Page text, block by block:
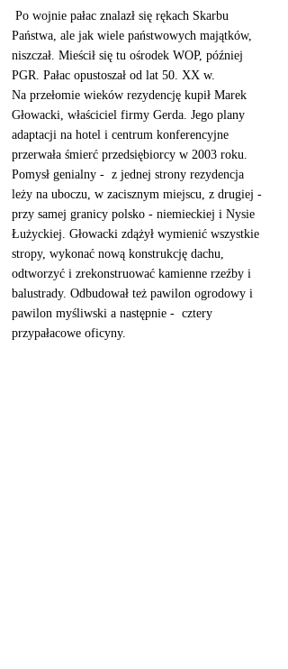
Państwa, ale jak wiele państwowych majątków,
niszczał. Mieścił się tu ośrodek WOP, później
PGR. Pałac opustoszał od lat 50. XX w.
Na przełomie wieków rezydencję kupił Marek
Głowacki, właściciel firmy Gerda. Jego plany
adaptacji na hotel i centrum konferencyjne
przerwała śmierć przedsiębiorcy w 2003 roku.
Pomysł genialny -  z jednej strony rezydencja
leży na uboczu, w zacisznym miejscu, z drugiej -
przy samej granicy polsko - niemieckiej i Nysie
Łużyckiej. Głowacki zdążył wymienić wszystkie
stropy, wykonać nową konstrukcję dachu,
odtworzyć i zrekonstruować kamienne rzeźby i
balustrady. Odbudował też pawilon ogrodowy i
pawilon myśliwski a następnie -  cztery
przypałacowe oficyny.